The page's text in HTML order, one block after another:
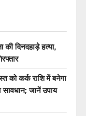
दिनदहाड़े हत्या,
कर्क राशि में बनेगा
सावधान; जानें उपाय